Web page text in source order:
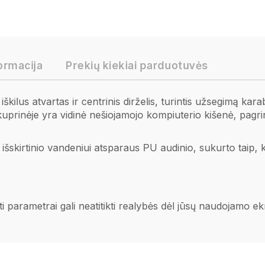
Prekių kiekiai parduotuvės
atvartas ir centrinis dirželis, turintis užsegimą
yra vidinė nešiojamojo kompiuterio kišenė,
išskirtinio vandeniui atsparaus PU audinio, sukurto
parametrai gali neatitikti realybės dėl jūsų naudojamo